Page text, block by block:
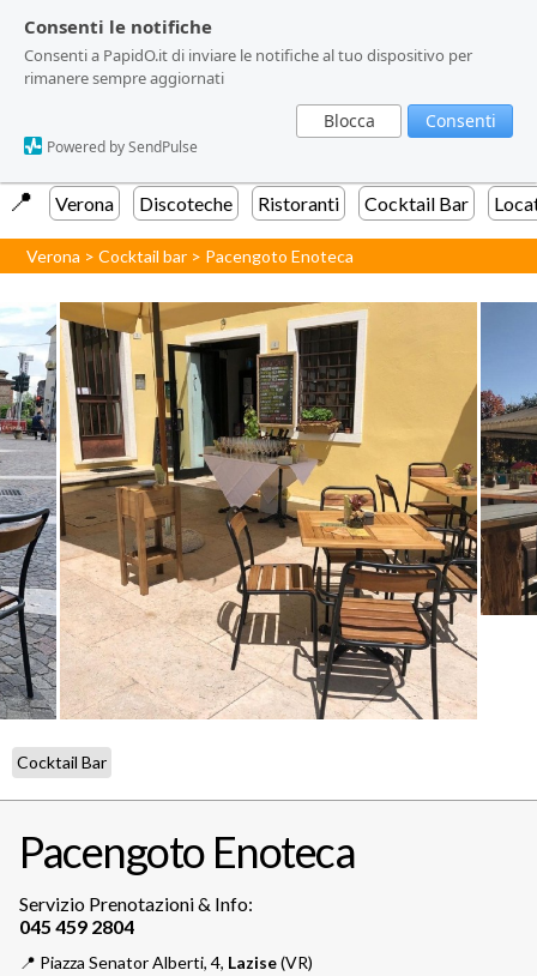
Consenti le notifiche
Consenti a PapidO.it di inviare le notifiche al tuo dispositivo per
rimanere sempre aggiornati
Blocca Consenti
Powered by SendPulse
Consenti le notifiche
Consenti a PapidO.it di inviare le notifiche al tuo dispositivo per
rimanere sempre aggiornati
Blocca Consenti
Powered by SendPulse
📍️ Verona Discoteche Ristoranti Cocktail Bar
Verona >Cocktail bar > Pacengoto Enoteca
Cocktail Bar
Pacengoto Enoteca
Servizio Prenotazioni & Info:
📍️ Piazza Senator Alberti, 4, Lazise(VR)